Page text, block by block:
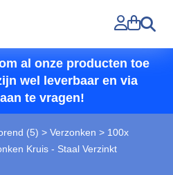
Zoeken
al onze producten toe
wel leverbaar en via
te vragen!
(5) > Verzonken > 100x
Kruis - Staal Verzinkt